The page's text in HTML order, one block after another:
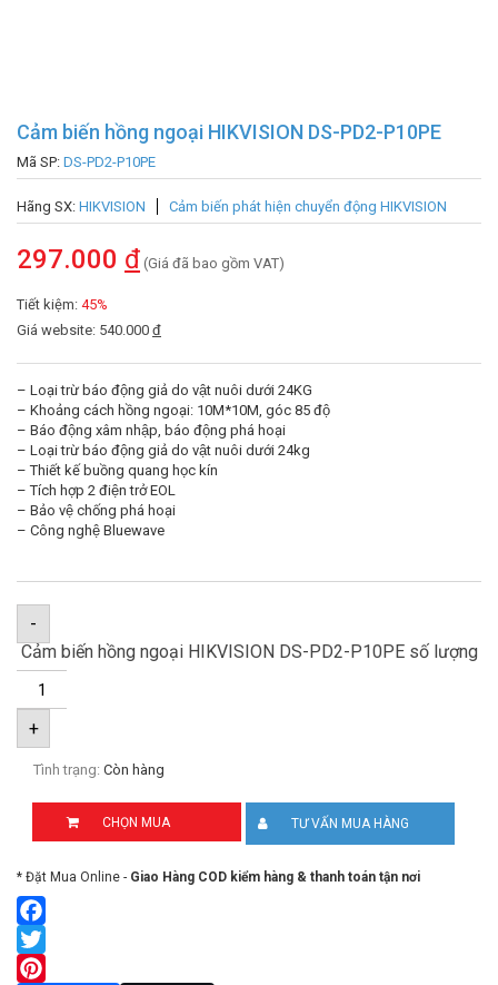
Cảm biến hồng ngoại HIKVISION DS-PD2-P10PE
Mã SP: DS-PD2-P10PE
Hãng SX: HIKVISION Cảm biến phát hiện chuyển động HIKVISION
297.000 đ (Giá đã bao gồm VAT)
Tiết kiệm: 45%
Giá website: 540.000 đ
– Loại trừ báo động giả do vật nuôi dưới 24KG
– Khoảng cách hồng ngoại: 10M*10M, góc 85 độ
– Báo động xâm nhập, báo động phá hoại
– Loại trừ báo động giả do vật nuôi dưới 24kg
– Thiết kế buồng quang học kín
– Tích hợp 2 điện trở EOL
– Bảo vệ chống phá hoại
– Công nghệ Bluewave
-
Cảm biến hồng ngoại HIKVISION DS-PD2-P10PE số lượng
+
Tình trạng: Còn hàng
CHỌN MUA TƯ VẤN MUA HÀNG
* Đặt Mua Online - Giao Hàng COD kiểm hàng & thanh toán tận nơi
Facebook
Twitter